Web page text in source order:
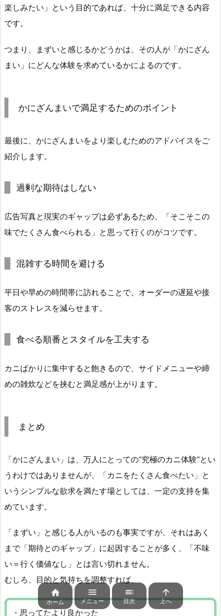
楽しみたい」という目的であれば、十分に満足できる内容
です。
つまり、まずいと感じるかどうかは、その人が「かにざん
まい」にどんな体験を求めているかによるのです。
かにざんまいで満足するためのポイント
最後に、かにざんまいをより楽しむためのアドバイスをご
紹介します。
過剰な期待はしない
広告写真と現実のギャップは必ずあるため、「そこそこの
味でたくさん食べられる」と思って行くのがコツです。
混雑する時間を避ける
平日や早めの時間帯に訪れることで、オーダーの遅延や接
客のストレスを減らせます。
食べる順番とスタイルを工夫する
カニばかりに集中すると飽きるので、サイドメニューや締
めの雑炊などを挟むと満足感が上がります。
まとめ
「かにざんまい」は、万人にとっての“究極のカニ体験”とい
うわけではありませんが、「カニをたくさん食べたい」と
いうシンプルな欲求を満たす場としては、一定の支持を集
めています。
「まずい」と感じる人がいるのも事実ですが、それはあく
まで「期待とのギャップ」に起因することが多く、「不味
い＝行く価値なし」とは言い切れません。
むしろ、目的と気持ちを調整すれば、
・思ってたより良かった

ホーム

メニュー

目次

上へ